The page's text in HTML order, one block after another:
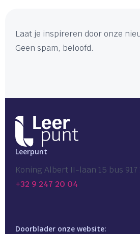
Laat je inspireren door onze
Geen spam, beloofd.
Leerpunt
Koning Albert II-laan 15 bus 917
+32 9 247 20 04
Doorblader onze website: